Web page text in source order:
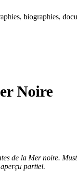
biographies,
Noire
de la Mer noire.
partiel.